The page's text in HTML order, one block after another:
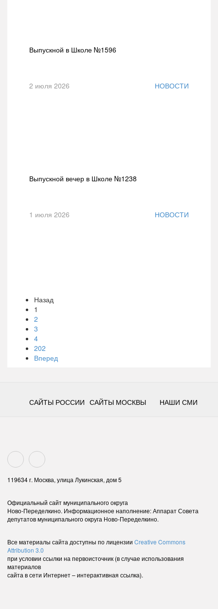
Выпускной в Школе №1596
2 июля 2026 НОВОСТИ
Выпускной вечер в Школе №1238
1 июля 2026 НОВОСТИ
Назад
1
2
3
4
202
Вперед
САЙТЫ РОССИИ САЙТЫ МОСКВЫ НАШИ СМИ
119634 г. Москва, улица Лукинская, дом 5
Официальный сайт муниципального округа
Ново-Переделкино. Информационное наполнение: Аппарат Совета
депутатов муниципального округа Ново-Переделкино.
Все материалы сайта доступны по лицензии Creative Commons
Attribution 3.0
при условии ссылки на первоисточник (в случае использования
материалов
сайта в сети Интернет – интерактивная ссылка).